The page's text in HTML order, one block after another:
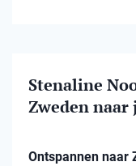
Stenaline
Zweden naar
Ontspannen naar